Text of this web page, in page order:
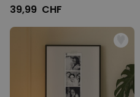
39,99 CHF